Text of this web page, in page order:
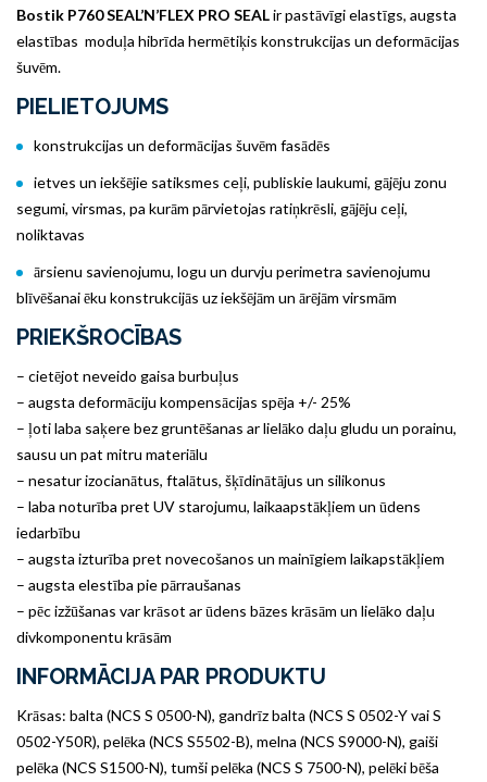
Bostik P760 SEAL’N’FLEX PRO SEALir pastāvīgi elastīgs, augsta
elastības moduļa hibrīda hermētiķis konstrukcijas un deformācijas
šuvēm.
PIELIETOJUMS
konstrukcijas un deformācijas šuvēm fasādēs
ietves un iekšējie satiksmes ceļi, publiskie laukumi, gājēju zonu
segumi, virsmas, pa kurām pārvietojas ratiņkrēsli, gājēju ceļi,
noliktavas
ārsienu savienojumu, logu un durvju perimetra savienojumu
blīvēšanai ēku konstrukcijās uz iekšējām un ārējām virsmām
PRIEKŠROCĪBAS
– cietējot neveido gaisa burbuļus
– augsta deformāciju kompensācijas spēja +/- 25%
– ļoti laba saķere bez gruntēšanas ar lielāko daļu gludu un porainu,
sausu un pat mitru materiālu
– nesatur izocianātus, ftalātus, šķīdinātājus un silikonus
– laba noturība pret UV starojumu, laikaapstākļiem un ūdens
iedarbību
– augsta izturība pret novecošanos un mainīgiem laikapstākļiem
– augsta elestība pie pārraušanas
– pēc izžūšanas var krāsot ar ūdens bāzes krāsām un lielāko daļu
divkomponentu krāsām
INFORMĀCIJA PAR PRODUKTU
Krāsas: balta (NCS S 0500-N), gandrīz balta (NCS S 0502-Y vai S
0502-Y50R), pelēka (NCS S5502-B), melna (NCS S9000-N), gaiši
pelēka (NCS S1500-N), tumši pelēka (NCS S 7500-N), pelēki bēša